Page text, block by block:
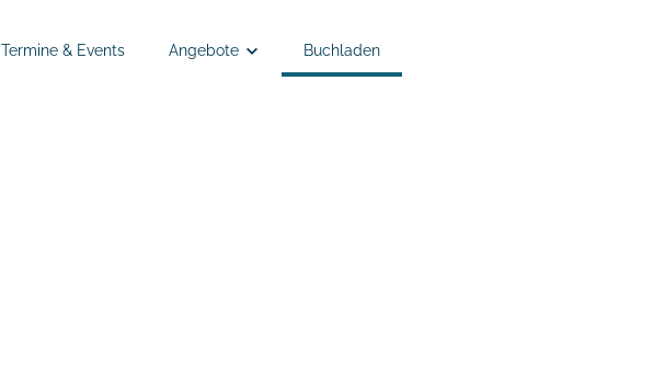
Termine & Events Angebote Buchladen